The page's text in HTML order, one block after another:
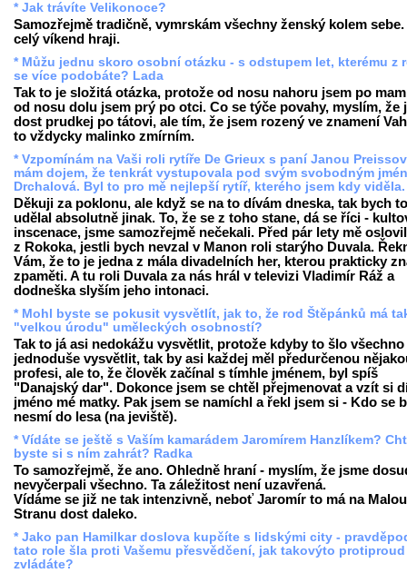
* Jak trávíte Velikonoce?
Samozřejmě tradičně, vymrskám všechny ženský kolem
celý víkend hraji.
* Můžu jednu skoro osobní otázku - s odstupem let, kterému z
se více podobáte? Lada
Tak to je složitá otázka, protože od nosu nahoru jsem po
od nosu dolu jsem prý po otci. Co se týče povahy, myslím, že
dost prudkej po tátovi, ale tím, že jsem rozený ve znamení
to vždycky malinko zmírním.
* Vzpomínám na Vaši roli rytíře De Grieux s paní Janou
mám dojem, že tenkrát vystupovala pod svým svobodným
Drchalová. Byl to pro mě nejlepší rytíř, kterého jsem kdy viděla.
Děkuji za poklonu, ale když se na to dívám dneska, tak bych to
udělal absolutně jinak. To, že se z toho stane, dá se říci -
inscenace, jsme samozřejmě nečekali. Před pár lety mě
z Rokoka, jestli bych nevzal v Manon roli starýho Duvala.
Vám, že to je jedna z mála divadelních her, kterou prakticky
zpaměti. A tu roli Duvala za nás hrál v televizi Vladimír Ráž a
dodneška slyším jeho intonaci.
* Mohl byste se pokusit vysvětlít, jak to, že rod Štěpánků má
"velkou úrodu" uměleckých osobností?
Tak to já asi nedokážu vysvětlit, protože kdyby to šlo všechno
jednoduše vysvětlit, tak by asi každej měl předurčenou
profesi, ale to, že člověk začínal s tímhle jménem, byl spíš
"Danajský dar". Dokonce jsem se chtěl přejmenovat a vzít si
jméno mé matky. Pak jsem se namíchl a řekl jsem si - Kdo se
nesmí do lesa (na jeviště).
* Vídáte se ještě s Vaším kamarádem Jaromírem Hanzlíkem?
byste si s ním zahrát? Radka
To samozřejmě, že ano. Ohledně hraní - myslím, že jsme
nevyčerpali všechno. Ta záležitost není uzavřená.
Vídáme se již ne tak intenzivně, neboť Jaromír to má na Malou
Stranu dost daleko.
* Jako pan Hamilkar doslova kupčíte s lidskými city -
tato role šla proti Vašemu přesvědčení, jak takovýto protiproud
zvládáte?